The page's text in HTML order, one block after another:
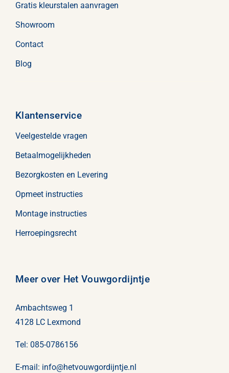
Gratis kleurstalen aanvragen
Showroom
Contact
Blog
Klantenservice
Veelgestelde vragen
Betaalmogelijkheden
Bezorgkosten en Levering
Opmeet instructies
Montage instructies
Herroepingsrecht
Meer over Het Vouwgordijntje
Ambachtsweg 1
4128 LC Lexmond
Tel: 085-0786156
E-mail: info@hetvouwgordijntje.nl